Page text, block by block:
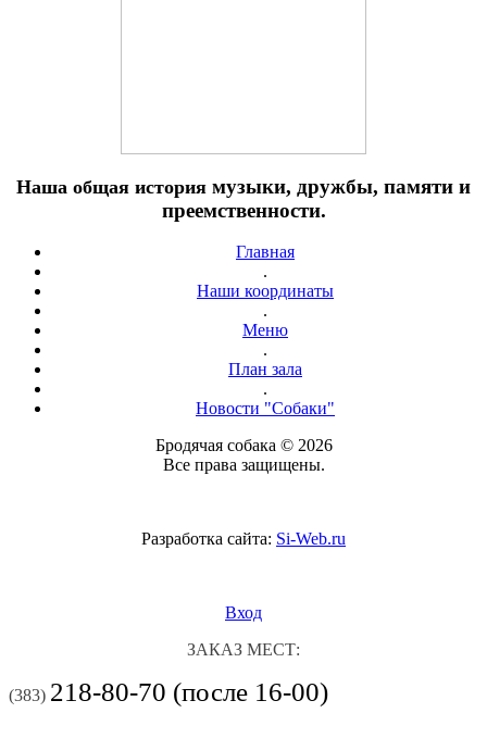
Наша общая история музыки, дружбы, памяти и
преемственности.
Главная
.
Наши координаты
.
Меню
.
План зала
.
Новости "Собаки"
Бродячая собака © 2026
Все права защищены.
Разработка сайта: Si-Web.ru
Вход
ЗАКАЗ МЕСТ:
(383) 218-80-70 (после 16-00)